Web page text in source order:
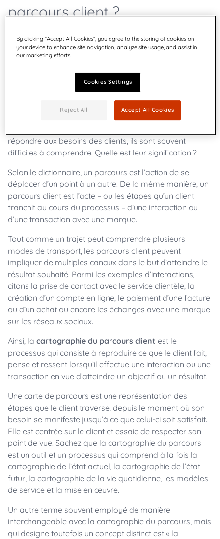
parcours client ?
En matière de cartographie du parcours client, une
même de cartographie du parcours client peut prêter à
confusion, car les entreprises la définissent et la mettent
Si ces nouveaux concepts visent tous à garantir que
répondre aux besoins des clients, ils sont souvent
difficiles à comprendre. Quelle est leur signification ?
Selon le dictionnaire, un parcours est l’action de se
déplacer d’un point à un autre. De la même manière, un
parcours client est l’acte – ou les étapes qu’un client
franchit au cours du processus – d’une interaction ou
d’une transaction avec une marque.
Tout comme un trajet peut comprendre plusieurs
modes de transport, les parcours client peuvent
impliquer de multiples canaux dans le but d’atteindre le
résultat souhaité. Parmi les exemples d’interactions,
citons la prise de contact avec le service clientèle, la
création d’un compte en ligne, le paiement d’une facture
ou d’un achat ou encore les échanges avec une marque
sur les réseaux sociaux.
Ainsi, la cartographie du parcours client est le
processus qui consiste à reproduire ce que le client fait,
pense et ressent lorsqu’il effectue une interaction ou une
transaction en vue d’atteindre un objectif ou un résultat.
Une carte de parcours est une représentation des
étapes que le client traverse, depuis le moment où son
besoin se manifeste jusqu’à ce que celui-ci soit satisfait.
Elle est centrée sur le client et essaie de respecter son
point de vue. Sachez que la cartographie du parcours
est un outil et un processus qui comprend à la fois la
cartographie de l’état actuel, la cartographie de l’état
futur, la cartographie de la vie quotidienne, les modèles
de service et la mise en œuvre.
Un autre terme souvent employé de manière
interchangeable avec la cartographie du parcours, mais
qui désigne toutefois un concept distinct est « la
By clicking “Accept All Cookies”, you agree to the storing of cookies on
your device to enhance site navigation, analyze site usage, and assist in
our marketing efforts.
Cookies Settings
Reject All Accept All Cookies